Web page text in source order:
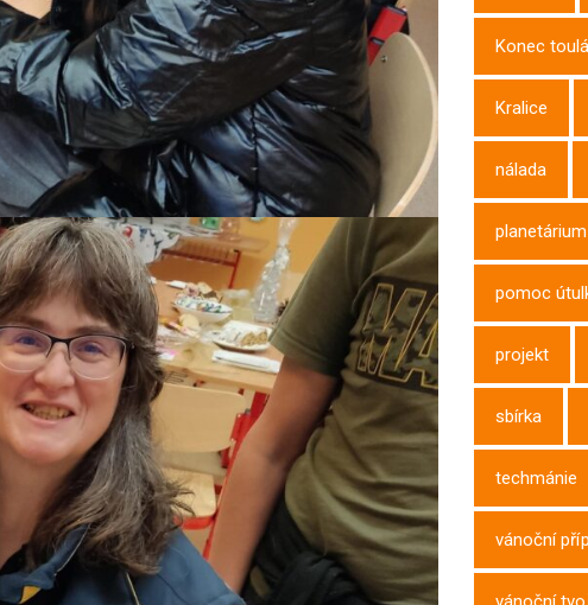
Konec
Kralice
nálada
planetárium
pomoc
projekt
sbírka
techmánie
vánoční